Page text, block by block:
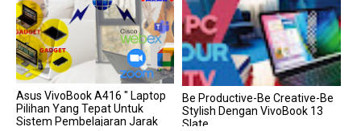
Asus VivoBook A416 " Laptop
Pilihan Yang Tepat Untuk
Sistem Pembelajaran Jarak
Be Productive-Be Creative-Be
Stylish Dengan VivoBook 13
Slate...